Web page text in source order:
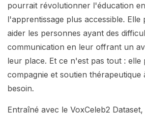
pourrait révolutionner l'éducation
l'apprentissage plus accessible. Elle
aider les personnes ayant des
communication en leur offrant un
leur place. Et ce n'est pas tout :
compagnie et soutien thérapeutique
besoin.
Entraîné avec le VoxCeleb2